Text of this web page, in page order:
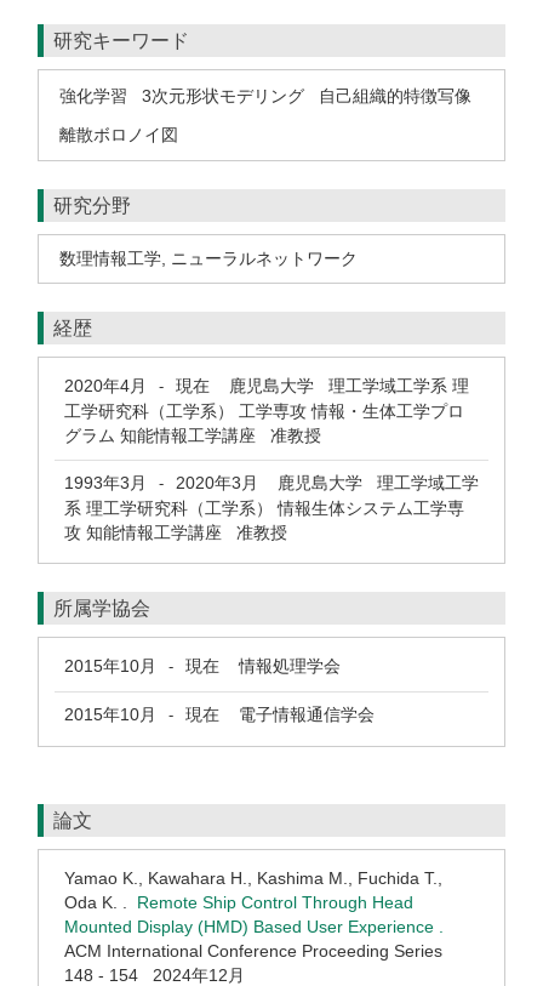
研究キーワード
強化学習 3次元形状モデリング
自己組織的特徴写像
離散ボロノイ図
研究分野
数理情報工学 ニューラルネットワーク
経歴
2020年4月 - 現在 鹿児島大学 理工学域工学系 理
工学研究科（工学系） 工学専攻 情報・生体工学プロ
グラム 知能情報工学講座 准教授
1993年3月 - 2020年3月
鹿児島大学 理工学域工学
系 理工学研究科（工学系） 情報生体システム工学専
攻 知能情報工学講座 准教授
所属学協会
2015年10月 - 現在 情報処理学会
2015年10月 - 現在 電子情報通信学会
論文
Yamao K., Kawahara H., Kashima M., Fuchida T.,
Oda K. . Remote Ship Control Through Head
Mounted Display (HMD) Based User Experience .
ACM International Conference Proceeding Series
148 - 154 2024年12月